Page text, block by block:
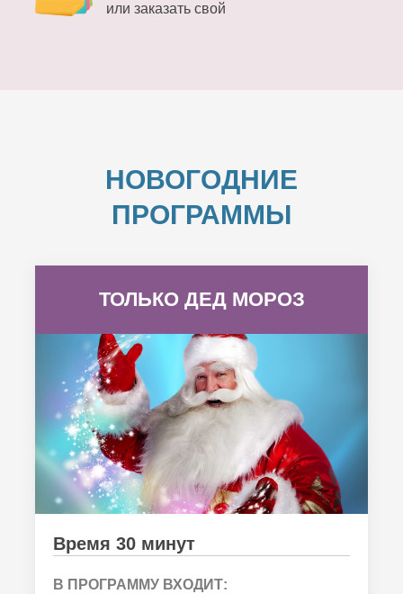
или заказать свой
НОВОГОДНИЕ
ПРОГРАММЫ
ТОЛЬКО ДЕД МОРОЗ
Время 30 минут
В ПРОГРАММУ ВХОДИТ: